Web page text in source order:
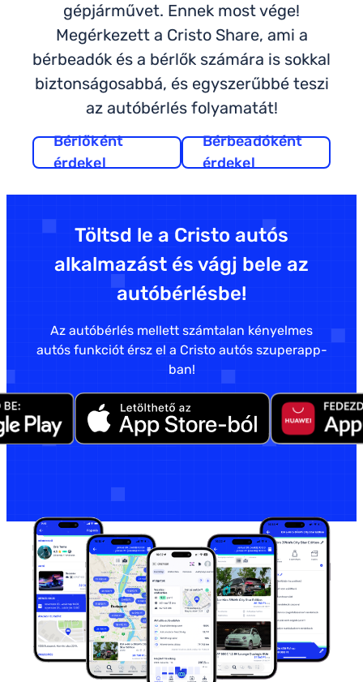
gépjárművet. Ennek most vége!
Megérkezett a Cristo Share, ami a
bérbeadók és a bérlők számára is sokkal
biztonságosabbá, és egyszerűbbé teszi
az autóbérlés folyamatát!
Bérlőként
érdekel
Bérbeadóként
érdekel
Töltsd le a Cristo autós
alkalmazást és vágj bele az
autóbérlésbe!
Az autóbérlés mellett számtalan kényelmes
autós funkciót érsz el a Cristo autós szuperapp-
ban!